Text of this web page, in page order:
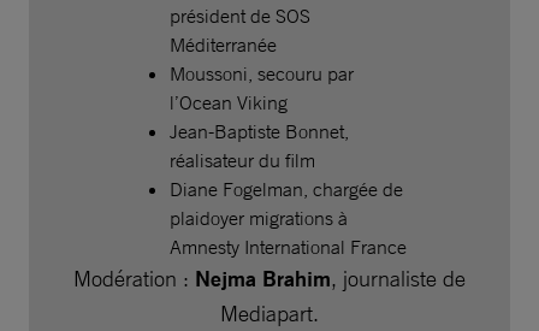
président de SOS
Méditerranée
Moussoni, secouru par
l’Ocean Viking
Jean-Baptiste Bonnet,
réalisateur du film
Diane Fogelman, chargée de
plaidoyer migrations à
Amnesty International France
Modération : Nejma Brahim, journaliste de
Mediapart.